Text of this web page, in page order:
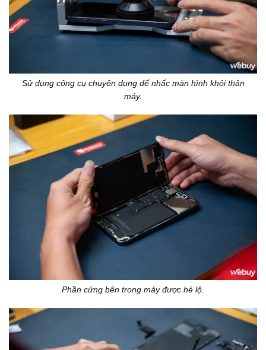
Sử dụng công cụ chuyên dụng để nhấc màn hình khỏi thân
máy.
Phần cứng bên trong máy được hé lộ.